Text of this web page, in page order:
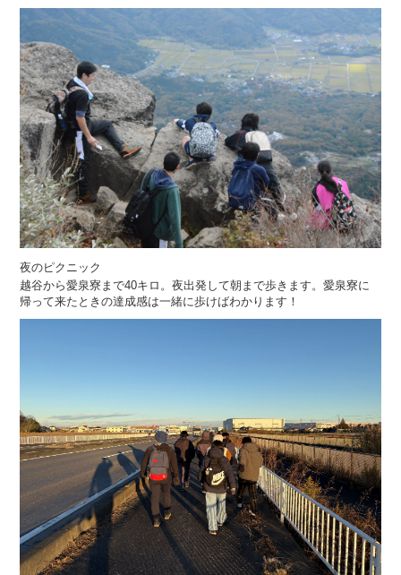
夜のピクニック
越谷から愛泉寮まで40キロ。夜出発して朝まで歩きます。愛泉寮に
帰って来たときの達成感は一緒に歩けばわかります！